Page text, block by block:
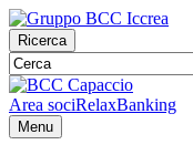
Ricerca
Area sociRelaxBanking
Menu